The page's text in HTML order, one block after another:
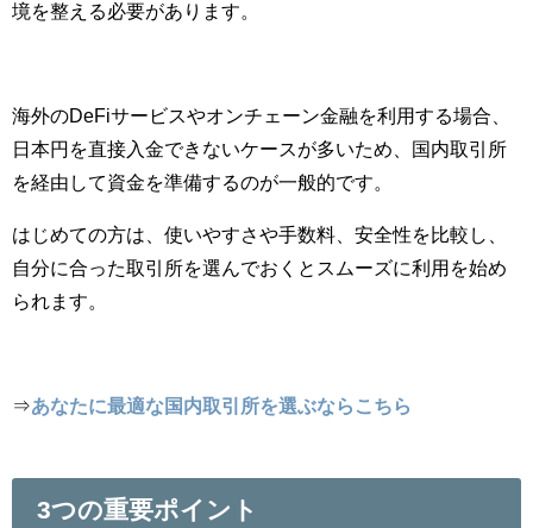
境を整える必要があります。
海外のDeFiサービスやオンチェーン金融を利用する場合、
日本円を直接入金できないケースが多いため、国内取引所
を経由して資金を準備するのが一般的です。
はじめての方は、使いやすさや手数料、安全性を比較し、
自分に合った取引所を選んでおくとスムーズに利用を始め
られます。
⇒あなたに最適な国内取引所を選ぶならこちら
3つの重要ポイント